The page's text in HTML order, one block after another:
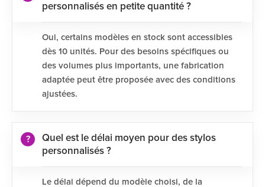
personnalisés en petite quantité ?
Oui, certains modèles en stock sont accessibles
dès 10 unités. Pour des besoins spécifiques ou
des volumes plus importants, une fabrication
adaptée peut être proposée avec des conditions
ajustées.
Quel est le délai moyen pour des stylos
personnalisés ?
Le délai dépend du modèle choisi, de la